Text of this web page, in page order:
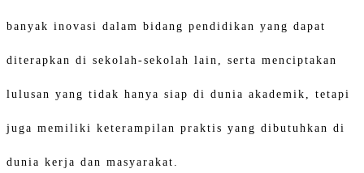
banyak inovasi dalam bidang pendidikan yang dapat
diterapkan di sekolah-sekolah lain, serta menciptakan
lulusan yang tidak hanya siap di dunia akademik, tetapi
juga memiliki keterampilan praktis yang dibutuhkan di
dunia kerja dan masyarakat.